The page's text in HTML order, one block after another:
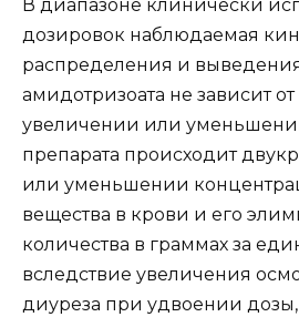
В диапазоне клинически
дозировок наблюдаемая
распределения и
амидотризоата не зависит
увеличении или
препарата происходит
или уменьшении
вещества в крови и его
количества в граммах за
вследствие увеличения
диуреза при удвоении